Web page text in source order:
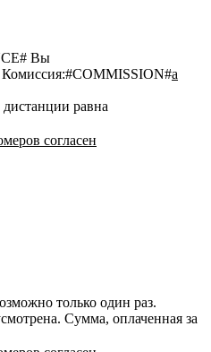
Вы
Комиссия:#COMMISSION#a
равна
согласен
только один раз.
Сумма, оплаченная за